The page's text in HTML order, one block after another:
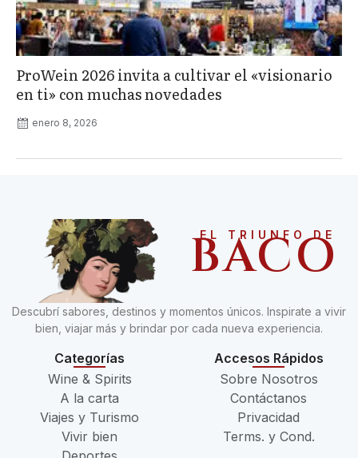
ProWein 2026 invita a cultivar el «visionario
en ti» con muchas novedades
enero 8, 2026
EL TRIUNFO DE
BACO
Descubrí sabores, destinos y momentos únicos. Inspirate a vivir
bien, viajar más y brindar por cada nueva experiencia.
Categorías
Wine & Spirits
A la carta
Viajes y Turismo
Vivir bien
Accesos Rápidos
Sobre Nosotros
Contáctanos
Privacidad
Terms. y Cond.